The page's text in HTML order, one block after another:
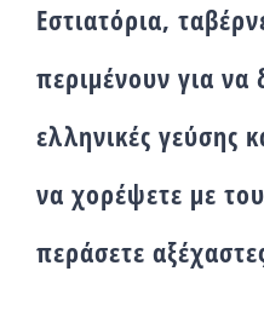
Εστιατόρια,
περιμένουν για να
ελληνικές γεύσης
να χορέψετε με
περάσετε